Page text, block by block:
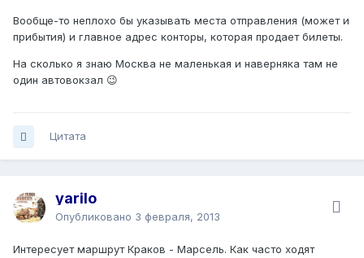
Вообще-то неплохо бы указывать места отправления (может и
прибытия) и главное адрес конторы, которая продает билеты.
На сколько я знаю Москва не маленькая и наверняка там не
один автовокзал 😉
Цитата
yarilo
Опубликовано 3 февраля, 2013
Интересует маршрут Краков - Марсель. Как часто ходят